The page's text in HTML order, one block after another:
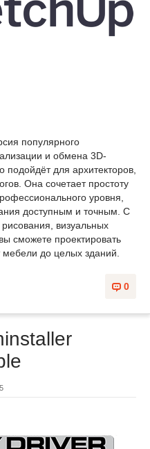
популярного
и обмена 3D-
для архитекторов,
Она сочетает простоту
уровня,
доступным и точным. С
визуальных
сможете проектировать
до целых зданий.
0